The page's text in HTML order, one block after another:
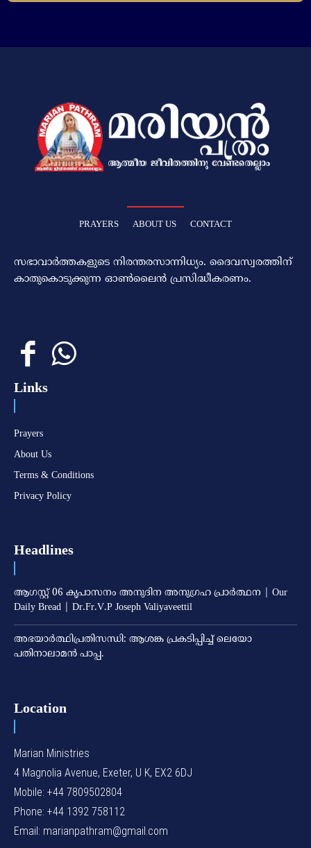
PRAYERS ABOUT US CONTACT
സഭാവാര്‍ത്തകളുടെ നിരന്തരസാന്നിധ്യം. ദൈവസ്വരത്തിന്‌
കാതുകൊടുക്കുന്ന ഓണ്‍ലൈന്‍ പ്രസിദ്ധീകരണം.
Links
Prayers
About Us
Terms & Conditions
Privacy Policy
Headlines
ആഗസ്റ്റ് 06 കൃപാസനം അനുദിന അനുഗ്രഹ പ്രാർത്ഥന | Our
Daily Bread | Dr.Fr.V.P Joseph Valiyaveettil
അഭയാര്‍ത്ഥിപ്രതിസന്ധി: ആശങ്ക പ്രകടിപ്പിച്ച് ലെയോ
പതിനാലാമന്‍ പാപ്പ.
Location
Marian Ministries
4 Magnolia Avenue, Exeter, U K, EX2 6DJ
Mobile: +44 7809502804
Phone: +44 1392 758112
Email: marianpathram@gmail.com